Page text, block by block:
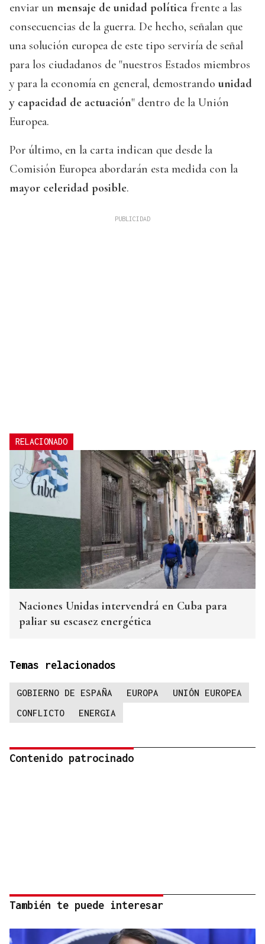
enviar un mensaje de unidad política frente a las
consecuencias de la guerra. De hecho, señalan que
una solución europea de este tipo serviría de señal
para los ciudadanos de "nuestros Estados miembros
y para la economía en general, demostrando unidad
y capacidad de actuación" dentro de la Unión
Europea.
Por último, en la carta indican que desde la
Comisión Europea abordarán esta medida con la
mayor celeridad posible.
RELACIONADO
Naciones Unidas intervendrá en Cuba para
paliar su escasez energética
Temas relacionados
GOBIERNO DE ESPAÑA EUROPA
UNIÓN EUROPEA
CONFLICTO
ENERGIA
Contenido patrocinado
También te puede interesar